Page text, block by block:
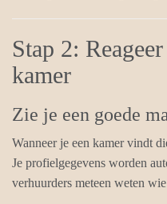
Stap 2:
kamer
Zie je een goede
Wanneer je een kamer vindt
Je profielgegevens worden
verhuurders meteen weten